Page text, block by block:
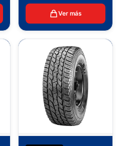
Ver más